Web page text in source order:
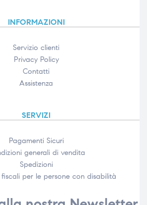
INFORMAZIONI
Servizio clienti
Privacy Policy
Contatti
Assistenza
SERVIZI
Pagamenti Sicuri
generali di vendita
Spedizioni
per le persone con disabilità​